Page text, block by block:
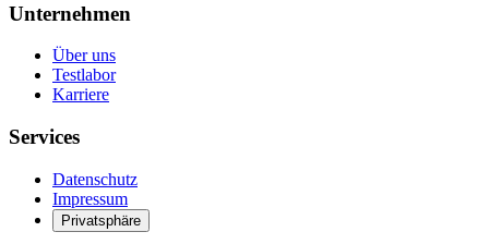
Unternehmen
Über uns
Testlabor
Karriere
Services
Datenschutz
Impressum
Privatsphäre